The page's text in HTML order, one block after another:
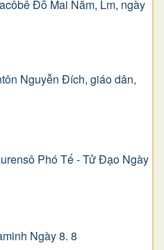
Ðỗ Mai Năm, Lm, ngày
Nguyễn Ðích, giáo dân,
Phó Tế - Tử Đạo Ngày
Ngày 8. 8